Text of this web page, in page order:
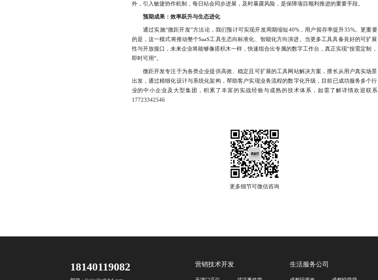
外，引入敏捷协作机制，每日站会同步进展，及时暴露风险，是保障项目顺利推进的重要手段。
预期成果：效率跃升与生态进化
通过实施“微距开发”方法论，我们预计可实现开发周期缩短40%，用户留存率提升35%。更重要
的是，这一模式将推动整个SaaS工具生态向标准化、智能化方向演进。当更多工具具备良好的可扩展
性与开放接口，未来企业将能够像搭积木一样，快速组合出专属的数字工作台，真正实现“按需定制，
即时可用”。
微距开发专注于为各类企业提供高效、稳定且可扩展的工具网站解决方案，擅长从用户真实场景
出发，通过精细化设计与系统化架构，帮助客户实现业务流程的数字化升级，目前已成功服务多个行
业的中小企业及大型集团，积累了丰富的实战经验与成熟的技术体系，如需了解详情欢迎联系
17723342546
18140119082 营销技术开发 生活服务公司